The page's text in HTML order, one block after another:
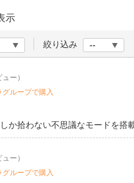
示
絞り込み
ー）
グループで購入
か拾わない不思議なモードを搭載
ー）
グループで購入